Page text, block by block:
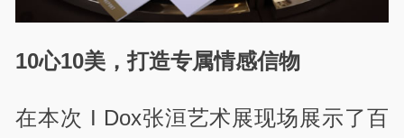
10心10美，打造专属情感信物
在本次 I Dox张洹艺术展现场展示了百